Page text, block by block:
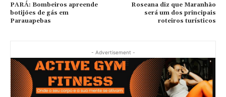
PARÁ: Bombeiros apreende
botijões de gás em
Parauapebas
Roseana diz que Maranhão
será um dos principais
roteiros turísticos
- Advertisement -